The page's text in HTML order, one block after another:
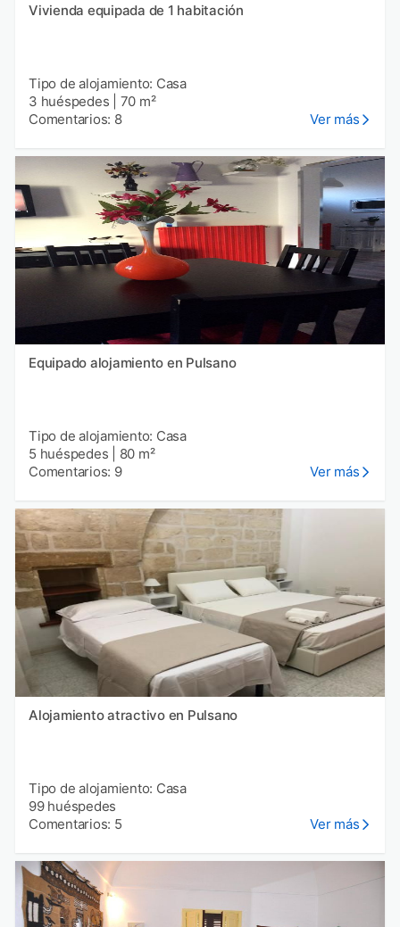
Vivienda equipada de 1 habitación
Tipo de alojamiento: Casa
3 huéspedes
70 m²
Comentarios: 8
Ver más
Equipado alojamiento en Pulsano
Tipo de alojamiento: Casa
5 huéspedes
80 m²
Comentarios: 9
Ver más
Alojamiento atractivo en Pulsano
Tipo de alojamiento: Casa
99 huéspedes
Comentarios: 5
Ver más